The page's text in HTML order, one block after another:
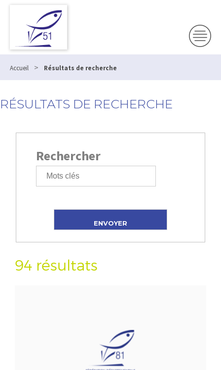
Accueil > Résultats de recherche
RÉSULTATS DE RECHERCHE
Rechercher
94 résultats